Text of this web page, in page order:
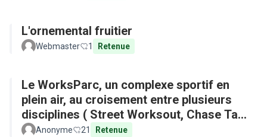
L'ornemental fruitier
Webmaster 1 Retenue
Le WorksParc, un complexe sportif en
plein air, au croisement entre plusieurs
disciplines ( Street Worksout, Chase Tag,
Parkour)
Anonyme 21 Retenue